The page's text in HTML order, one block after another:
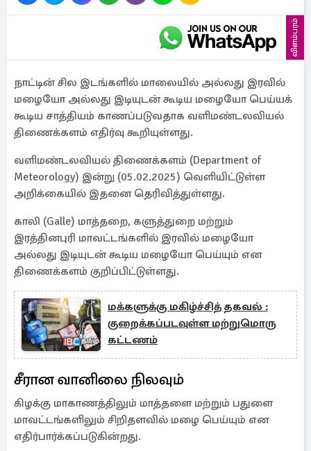
விளம்பரம்
நாட்டின் சில இடங்களில் மாலையில் அல்லது இரவில்
மழையோ அல்லது இடியுடன் கூடிய மழையோ பெய்யக்
கூடிய சாத்தியம் காணப்படுவதாக வளிமண்டலவியல்
திணைக்களம் எதிர்வு கூறியுள்ளது.
வளிமண்டலவியல் திணைக்களம் (Department of
Meteorology) இன்று (05.02.2025) வெளியிட்டுள்ள
அறிக்கையில் இதனை தெரிவித்துள்ளது.
காலி (Galle) மாத்தறை, களுத்துறை மற்றும்
இரத்தினபுரி மாவட்டங்களில் இரவில் மழையோ
அல்லது இடியுடன் கூடிய மழையோ பெய்யும் என
திணைக்களம் குறிப்பிட்டுள்ளது.
மக்களுக்கு மகிழ்ச்சித் தகவல் :
குறைக்கப்படவுள்ள மற்றுமொரு
கட்டணம்
சீரான வானிலை நிலவும்
கிழக்கு மாகாணத்திலும் மாத்தளை மற்றும் பதுளை
மாவட்டங்களிலும் சிறிதளவில் மழை பெய்யும் என
எதிர்பார்க்கப்படுகின்றது.